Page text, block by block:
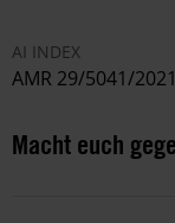
AI INDEX
AMR 29/5041/2021
Macht euch